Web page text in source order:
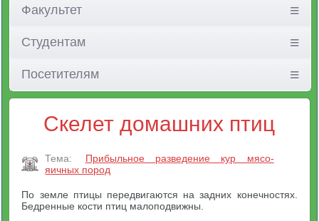
Факультет
Студентам
Посетителям
Скелет домашних птиц
Тема:
Прибыльное разведение кур мясо-
яичных пород
По земле птицы передвигаются на задних конечностях.
Бедренные кости птиц малоподвижны.